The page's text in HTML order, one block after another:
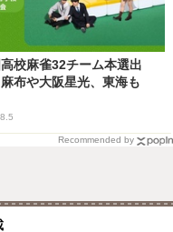
校麻雀32チーム本選出
布や大阪星光、東海も
Recommended by